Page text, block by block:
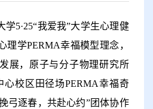
学5·25“我爱我”大学生心理健
理学PERMA幸福模型理念，
展，原子与分子物理研究所
心校区田径场PERMA幸福奇
弓逐春，共赴心约”团体协作